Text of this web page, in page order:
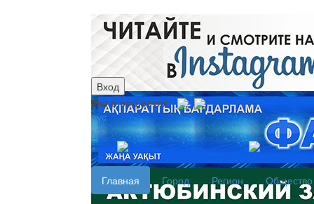
Вход
Мы в соц.сетях:
рус
каз
Главная Город Регион Общество